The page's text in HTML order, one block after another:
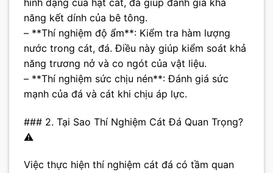
năng kết dính của bê tông.
– **Thí nghiệm độ ẩm**: Kiểm tra hàm lượng
nước trong cát, đá. Điều này giúp kiểm soát khả
năng trương nở và co ngót của vật liệu.
– **Thí nghiệm sức chịu nén**: Đánh giá sức
mạnh của đá và cát khi chịu áp lực.
### 2. Tại Sao Thí Nghiệm Cát Đá Quan Trọng?
⚠️
Việc thực hiện thí nghiệm cát đá có tầm quan